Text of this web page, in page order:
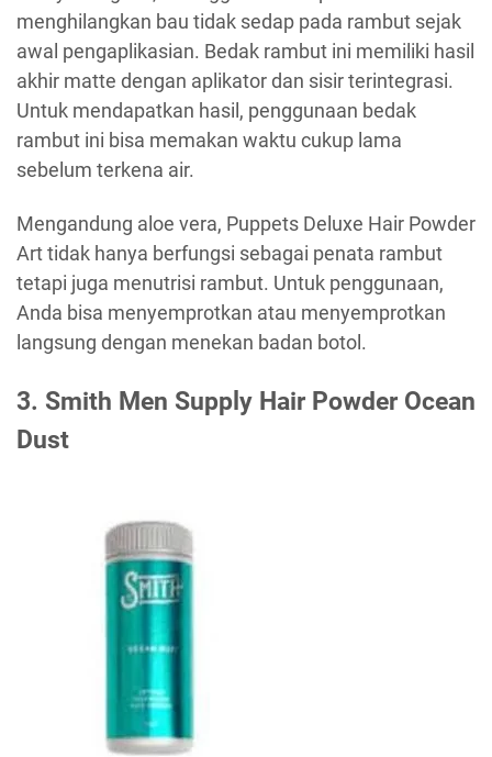
menghilangkan bau tidak sedap pada rambut sejak
awal pengaplikasian. Bedak rambut ini memiliki hasil
akhir matte dengan aplikator dan sisir terintegrasi.
Untuk mendapatkan hasil, penggunaan bedak
rambut ini bisa memakan waktu cukup lama
sebelum terkena air.
Mengandung aloe vera, Puppets Deluxe Hair Powder
Art tidak hanya berfungsi sebagai penata rambut
tetapi juga menutrisi rambut. Untuk penggunaan,
Anda bisa menyemprotkan atau menyemprotkan
langsung dengan menekan badan botol.
3. Smith Men Supply Hair Powder Ocean
Dust